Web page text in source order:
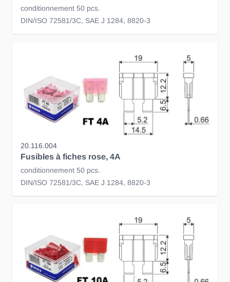
conditionnement 50 pcs.
DIN/ISO 72581/3C, SAE J 1284, 8820-3
20.116.004
Fusibles à fiches rose, 4A
conditionnement 50 pcs.
DIN/ISO 72581/3C, SAE J 1284, 8820-3